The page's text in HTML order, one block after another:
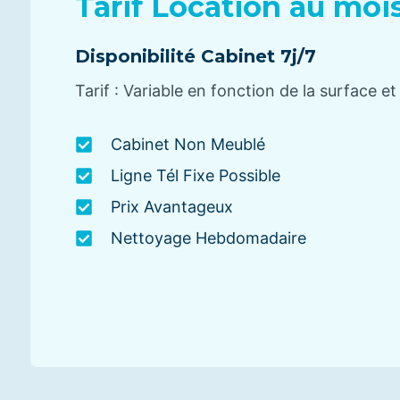
Disponibilité Cabinet 7j/7
Tarif : Variable en fonction de la surface et
Cabinet Non Meublé
Ligne Tél Fixe Possible
Prix Avantageux
Nettoyage Hebdomadaire